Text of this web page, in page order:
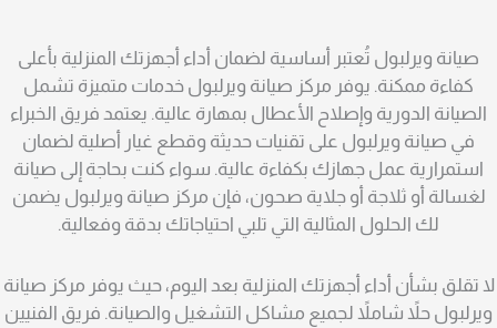
صيانة ويرلبول تُعتبر أساسية لضمان أداء أجهزتك المنزلية بأعلى
كفاءة ممكنة. يوفر مركز صيانة ويرلبول خدمات متميزة تشمل
الصيانة الدورية وإصلاح الأعطال بمهارة عالية. يعتمد فريق الخبراء
في صيانة ويرلبول على تقنيات حديثة وقطع غيار أصلية لضمان
استمرارية عمل جهازك بكفاءة عالية. سواء كنت بحاجة إلى صيانة
لغسالة أو ثلاجة أو جلاية صحون، فإن مركز صيانة ويرلبول يضمن
لك الحلول المثالية التي تلبي احتياجاتك بدقة وفعالية.
لا تقلق بشأن أداء أجهزتك المنزلية بعد اليوم، حيث يوفر مركز صيانة
ويرلبول حلاً شاملاً لجميع مشاكل التشغيل والصيانة. فريق الفنيين